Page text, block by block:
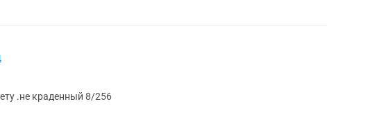
.не краденный 8/256